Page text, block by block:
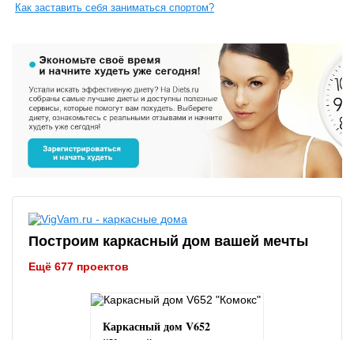
Как заставить себя заниматься спортом?
Построим каркасный дом вашей мечты
Ещё 677 проектов
Каркасный дом V652